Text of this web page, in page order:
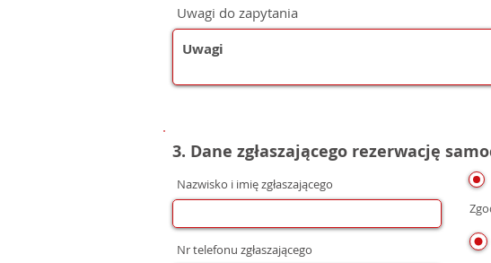
Uwagi do zapytania
3. Dane zgłaszającego rezerwację
Nazwisko i imię zgłaszającego
Nr telefonu zgłaszającego